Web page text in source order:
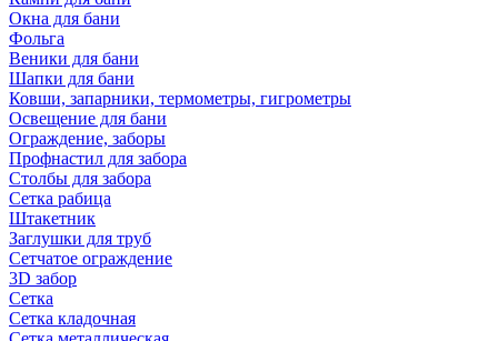
Окна для бани
Фольга
Веники для бани
Шапки для бани
Ковши, запарники, термометры, гигрометры
Освещение для бани
Ограждение, заборы
Профнастил для забора
Столбы для забора
Сетка рабица
Штакетник
Заглушки для труб
Сетчатое ограждение
3D забор
Сетка
Сетка кладочная